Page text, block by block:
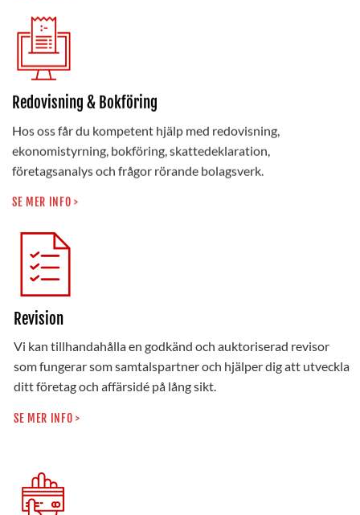
Redovisning & Bokföring
Hos oss får du kompetent hjälp med redovisning,
ekonomistyrning, bokföring, skattedeklaration,
företagsanalys och frågor rörande bolagsverk.
SE MER INFO >
Revision
Vi kan tillhandahålla en godkänd och auktoriserad revisor
som fungerar som samtalspartner och hjälper dig att utveckla
ditt företag och affärsidé på lång sikt.
SE MER INFO >